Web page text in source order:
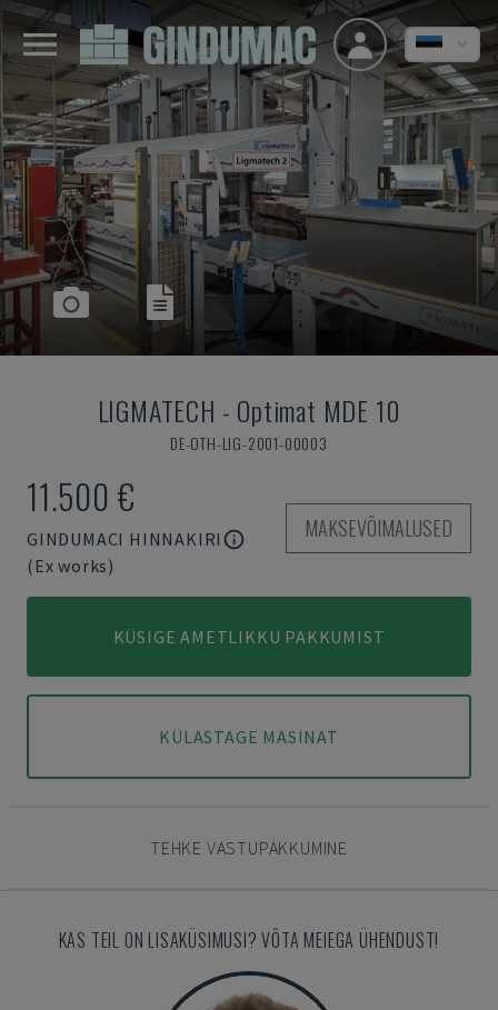
LIGMATECH - Optimat MDE 10
DE-OTH-LIG-2001-00003
11.500 €
GINDUMACI HINNAKIRI
(Ex works)
MAKSEVÕIMALUSED
KÜSIGE AMETLIKKU PAKKUMIST
KÜLASTAGE MASINAT
TEHKE VASTUPAKKUMINE
KAS TEIL ON LISAKÜSIMUSI? VÕTA MEIEGA ÜHENDUST!